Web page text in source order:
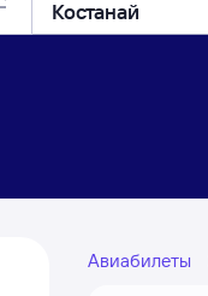
Авиабилеты